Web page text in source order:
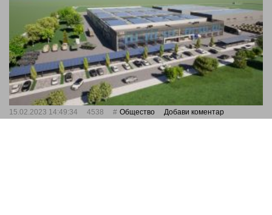
15.02.2023 14:49:34 4538 Общество Добави коментар